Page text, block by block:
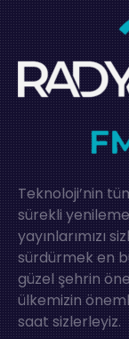
Teknoloji’nin
sürekli
yayınlarımızı
sürdürmek en
güzel şehrin
ülkemizin
saat sizlerleyiz.